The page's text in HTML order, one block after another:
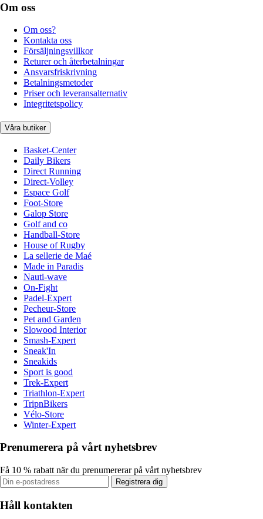
Om oss
Om oss?
Kontakta oss
Försäljningsvillkor
Returer och återbetalningar
Ansvarsfriskrivning
Betalningsmetoder
Priser och leveransalternativ
Integritetspolicy
Våra butiker
Basket-Center
Daily Bikers
Direct Running
Direct-Volley
Espace Golf
Foot-Store
Galop Store
Golf and co
Handball-Store
House of Rugby
La sellerie de Maé
Made in Paradis
Nauti-wave
On-Fight
Padel-Expert
Pecheur-Store
Pet and Garden
Slowood Interior
Smash-Expert
Sneak'In
Sneakids
Sport is good
Trek-Expert
Triathlon-Expert
TripnBikers
Vélo-Store
Winter-Expert
Prenumerera på vårt nyhetsbrev
Få 10 % rabatt när du prenumererar på vårt nyhetsbrev
Registrera dig
Håll kontakten